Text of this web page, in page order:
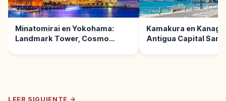
Minatomirai en Yokohama:
Landmark Tower, Cosmo
Kamakura en
Antigua Capital
LEER SIGUIENTE →